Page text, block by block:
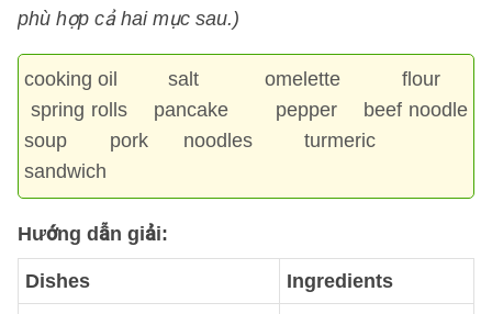
phù hợp cả hai mục sau.)
cooking oil salt omelette flour
spring rolls pancake pepper beef noodle
soup pork noodles turmeric
sandwich
Hướng dẫn giải:
Dishes Ingredients